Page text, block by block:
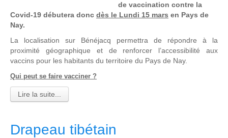
de vaccination contre la
Covid-19 débutera donc dès le Lundi 15 mars en Pays de
Nay.
La localisation sur Bénéjacq permettra de répondre à la
proximité géographique et de renforcer l’accessibilité aux
vaccins pour les habitants du territoire du Pays de Nay.
Qui peut se faire vacciner ?
Lire la suite...
Drapeau tibétain